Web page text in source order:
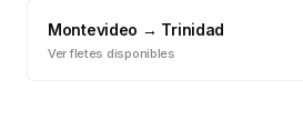
Montevideo → Trinidad
Ver fletes disponibles